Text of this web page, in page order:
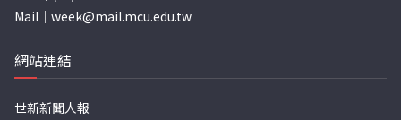
Mail｜ week@mail.mcu.edu.tw
網站連結
世新新聞人報